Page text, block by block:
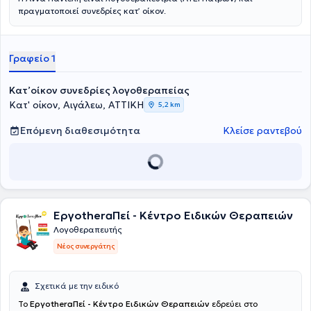
πραγματοποιεί συνεδρίες κατ’ οίκον.
Γραφείο 1
Κατ’οίκον συνεδρίες λογοθεραπείας
Κατ' οίκον, Αιγάλεω, ΑΤΤΙΚΗ
5,2 km
Επόμενη διαθεσιμότητα Κλείσε ραντεβού
ΕργοtheraΠεί - Κέντρο Ειδικών Θεραπειών
Λογοθεραπευτής
Νέος συνεργάτης
Σχετικά με την ειδικό
Το ΕργοtheraΠεί - Κέντρο Ειδικών Θεραπειών εδρεύει στο